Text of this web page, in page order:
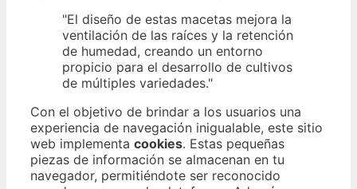
"El diseño de estas macetas mejora la
ventilación de las raíces y la retención
de humedad, creando un entorno
propicio para el desarrollo de cultivos
de múltiples variedades."
Con el objetivo de brindar a los usuarios una
experiencia de navegación inigualable, este sitio
web implementa cookies. Estas pequeñas
piezas de información se almacenan en tu
navegador, permitiéndote ser reconocido